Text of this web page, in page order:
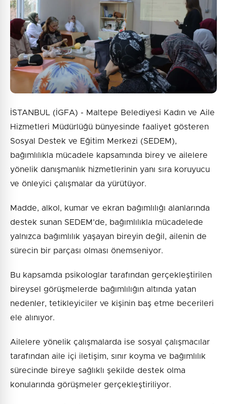
İSTANBUL (İGFA) - Maltepe Belediyesi Kadın ve Aile
Hizmetleri Müdürlüğü bünyesinde faaliyet gösteren
Sosyal Destek ve Eğitim Merkezi (SEDEM),
bağımlılıkla mücadele kapsamında birey ve ailelere
yönelik danışmanlık hizmetlerinin yanı sıra koruyucu
ve önleyici çalışmalar da yürütüyor.
Madde, alkol, kumar ve ekran bağımlılığı alanlarında
destek sunan SEDEM’de, bağımlılıkla mücadelede
yalnızca bağımlılık yaşayan bireyin değil, ailenin de
sürecin bir parçası olması önemseniyor.
Bu kapsamda psikologlar tarafından gerçekleştirilen
bireysel görüşmelerde bağımlılığın altında yatan
nedenler, tetikleyiciler ve kişinin baş etme becerileri
ele alınıyor.
Ailelere yönelik çalışmalarda ise sosyal çalışmacılar
tarafından aile içi iletişim, sınır koyma ve bağımlılık
sürecinde bireye sağlıklı şekilde destek olma
konularında görüşmeler gerçekleştiriliyor.